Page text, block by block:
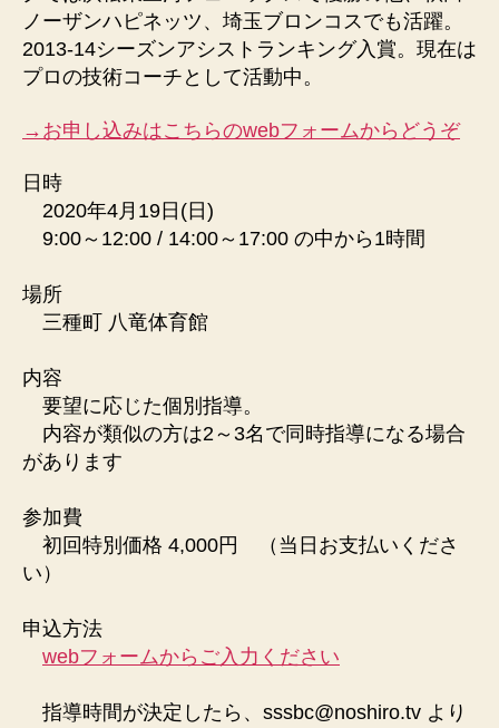
ノーザンハピネッツ、埼玉ブロンコスでも活躍。
2013-14シーズンアシストランキング入賞。現在は
プロの技術コーチとして活動中。
→お申し込みはこちらのwebフォームからどうぞ
日時
2020年4月19日(日)
9:00～12:00 / 14:00～17:00 の中から1時間
場所
三種町 八竜体育館
内容
要望に応じた個別指導。
内容が類似の方は2～3名で同時指導になる場合
があります
参加費
初回特別価格 4,000円 （当日お支払いくださ
い）
申込方法
webフォームからご入力ください
指導時間が決定したら、sssbc@noshiro.tv より